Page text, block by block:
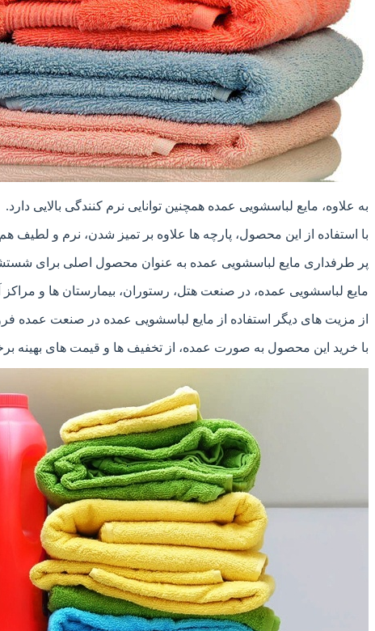
به علاوه، مایع لباسشویی عمده همچنین توانایی نرم کنندگی بالایی دارد.
با استفاده از این محصول، پارچه ها علاوه بر تمیز شدن، نرم و
پر طرفداری مایع لباسشویی عمده به عنوان محصول اصلی برای
مایع لباسشویی عمده، در صنعت هتل، رستوران، بیمارستان ها و
از مزیت های دیگر استفاده از مایع لباسشویی عمده در صنعت عمده
با خرید این محصول به صورت عمده، از تخفیف ها و قیمت های بهینه